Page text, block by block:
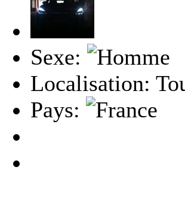
Sexe:
Localisation:
Pays: